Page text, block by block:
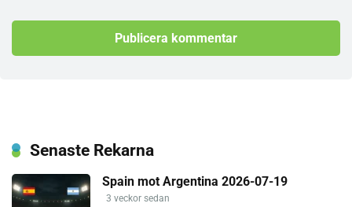
Senaste Rekarna
Spain mot Argentina 2026-07-19
3 veckor sedan